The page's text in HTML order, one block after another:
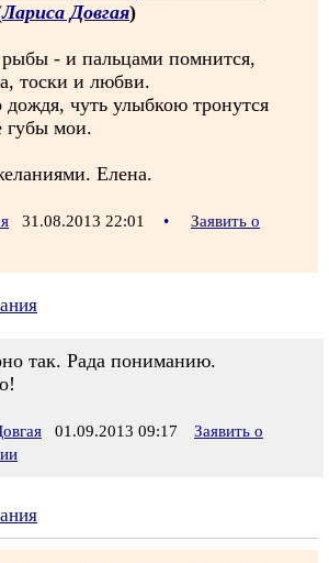
Лариса Довгая)
- и пальцами помнится,
тоски и любви.
дождя, чуть улыбкою тронутся
губы мои.
Елена.
31.08.2013 22:01 •
Заявить о
так. Рада пониманию.
01.09.2013 09:17
Заявить о